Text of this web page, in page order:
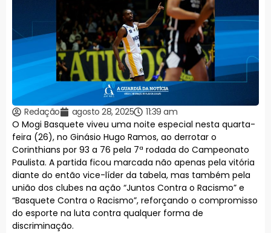
Redação agosto 28, 2025
11:39 am
O Mogi Basquete viveu uma noite especial nesta quarta-
feira (26), no Ginásio Hugo Ramos, ao derrotar o
Corinthians por 93 a 76 pela 7ª rodada do Campeonato
Paulista. A partida ficou marcada não apenas pela vitória
diante do então vice-líder da tabela, mas também pela
união dos clubes na ação “Juntos Contra o Racismo” e
“Basquete Contra o Racismo”, reforçando o compromisso
do esporte na luta contra qualquer forma de
discriminação.